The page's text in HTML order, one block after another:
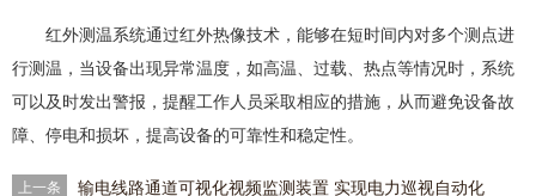
红外测温系统通过红外热像技术，能够在短时间内对多个测点进
行测温，当设备出现异常温度，如高温、过载、热点等情况时，系统
可以及时发出警报，提醒工作人员采取相应的措施，从而避免设备故
障、停电和损坏，提高设备的可靠性和稳定性。
上一条 输电线路通道可视化视频监测装置 实现电力巡视自动化